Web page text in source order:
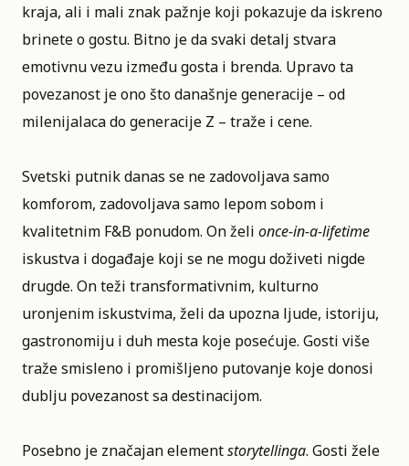
kraja, ali i mali znak pažnje koji pokazuje da iskreno
brinete o gostu. Bitno je da svaki detalj stvara
emotivnu vezu između gosta i brenda. Upravo ta
povezanost je ono što današnje generacije – od
milenijalaca do generacije Z – traže i cene.
Svetski putnik danas se ne zadovoljava samo
komforom, zadovoljava samo lepom sobom i
kvalitetnim F&B ponudom. On želi once-in-a-lifetime
iskustva i događaje koji se ne mogu doživeti nigde
drugde. On teži transformativnim, kulturno
uronjenim iskustvima, želi da upozna ljude, istoriju,
gastronomiju i duh mesta koje posećuje. Gosti više
traže smisleno i promišljeno putovanje koje donosi
dublju povezanost sa destinacijom.
Posebno je značajan elementstorytellinga. Gosti žele